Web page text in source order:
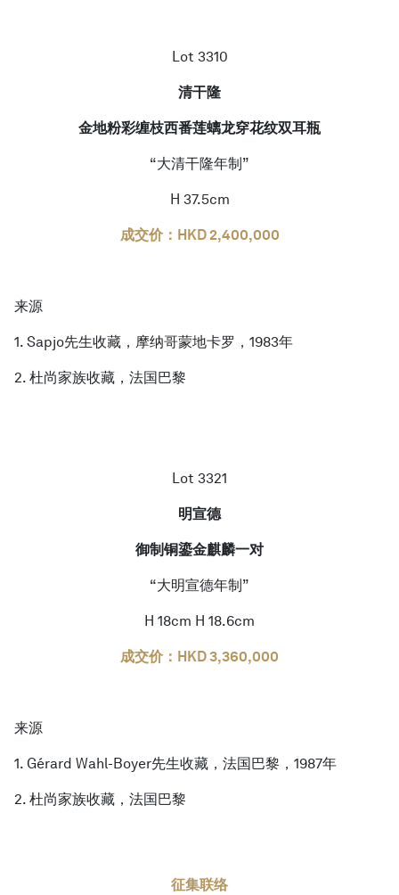
Lot 3310
清干隆
金地粉彩缠枝西番莲螭龙穿花纹双耳瓶
“大清干隆年制”
H 37.5cm
成交价：HKD 2,400,000
来源
1. Sapjo先生收藏，摩纳哥蒙地卡罗，1983年
2. 杜尚家族收藏，法国巴黎
Lot 3321
明宣德
御制铜鎏金麒麟一对
“大明宣德年制”
H 18cm H 18.6cm
成交价：HKD 3,360,000
来源
1. Gérard Wahl-Boyer先生收藏，法国巴黎，1987年
2. 杜尚家族收藏，法国巴黎
征集联络